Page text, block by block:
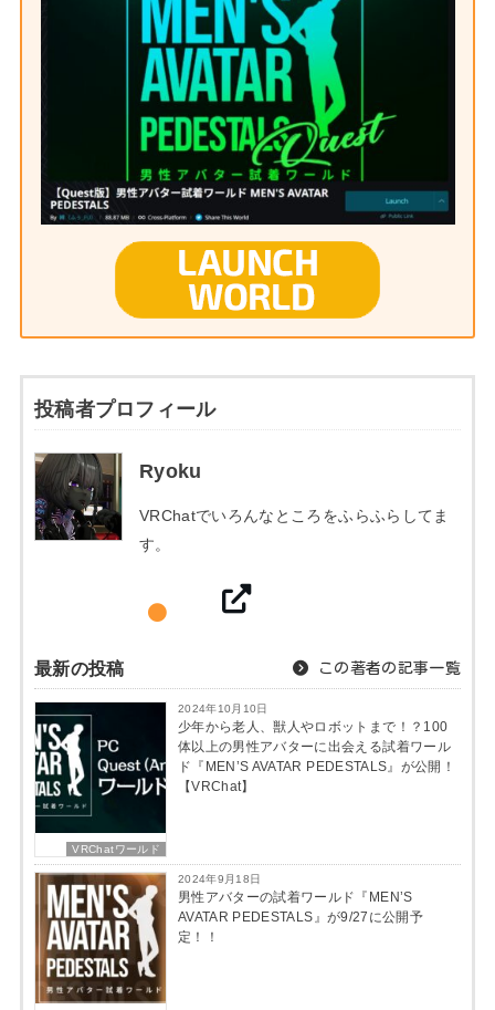
投稿者プロフィール
Ryoku
VRChatでいろんなところをふらふらしてま
す。
最新の投稿 この著者の記事一覧
VRChatワールド
2024年10月10日
少年から老人、獣人やロボットまで！？100
体以上の男性アバターに出会える試着ワール
ド『MEN’S AVATAR PEDESTALS』が公開！
【VRChat】
2024年9月18日
男性アバターの試着ワールド『MEN’S
AVATAR PEDESTALS』が9/27に公開予
定！！